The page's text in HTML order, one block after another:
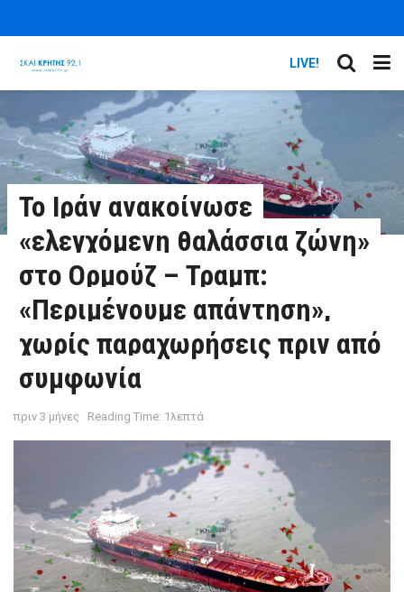
LIVE!
Το Ιράν ανακοίνωσε
«ελεγχόμενη θαλάσσια ζώνη»
στο Ορμούζ – Τραμπ:
«Περιμένουμε απάντηση»,
χωρίς παραχωρήσεις πριν από
συμφωνία
πριν 3 μήνες Reading Time: 1λεπτά